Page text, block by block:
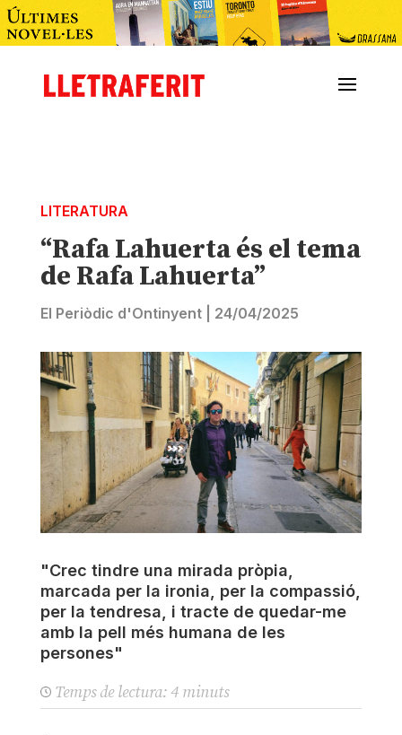
LITERATURA
“Rafa Lahuerta és el tema
de Rafa Lahuerta”
El Periòdic d'Ontinyent| 24/04/2025
"Crec tindre una mirada pròpia,
marcada per la ironia, per la compassió,
per la tendresa, i tracte de quedar-me
amb la pell més humana de les
persones"
Temps de lectura: 4 minuts